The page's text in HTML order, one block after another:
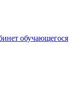
обучающегося